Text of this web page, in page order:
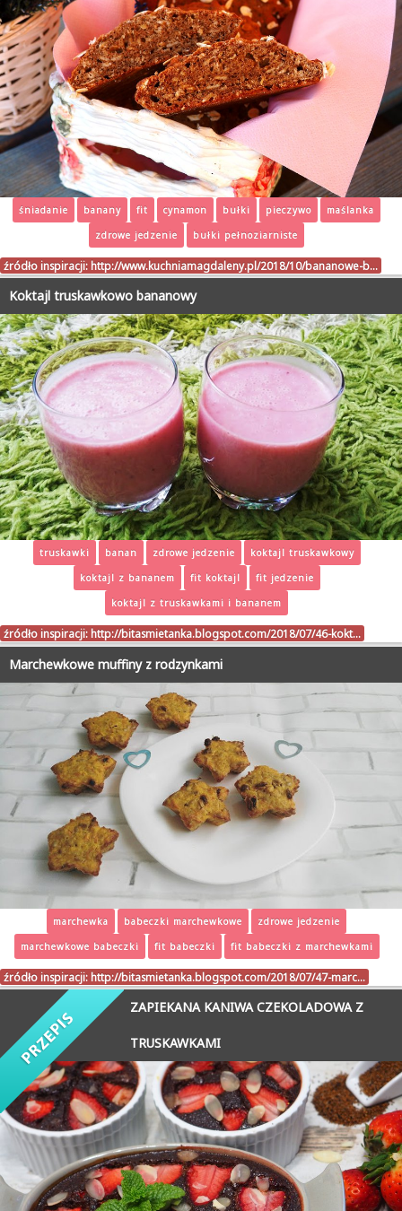
śniadanie banany fit cynamon bułki pieczywo
maślanka
zdrowe jedzenie
bułki pełnoziarniste
źródło inspiracji: http://www.kuchniamagdaleny.pl/2018/10/bananowe-b…
Koktajl truskawkowo bananowy
truskawki banan zdrowe jedzenie
koktajl truskawkowy
koktajl z bananem
fit koktajl
fit jedzenie
koktajl z truskawkami i bananem
źródło inspiracji: http://bitasmietanka.blogspot.com/2018/07/46-kokt…
Marchewkowe muffiny z rodzynkami
marchewka babeczki marchewkowe
zdrowe jedzenie
marchewkowe babeczki
fit babeczki fit babeczki z marchewkami
źródło inspiracji: http://bitasmietanka.blogspot.com/2018/07/47-marc…
ZAPIEKANA KANIWA CZEKOLADOWA Z
TRUSKAWKAMI